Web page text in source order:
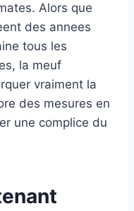
Alors que
des annees
tous les
la meuf
vraiment la
des mesures en
une complice du